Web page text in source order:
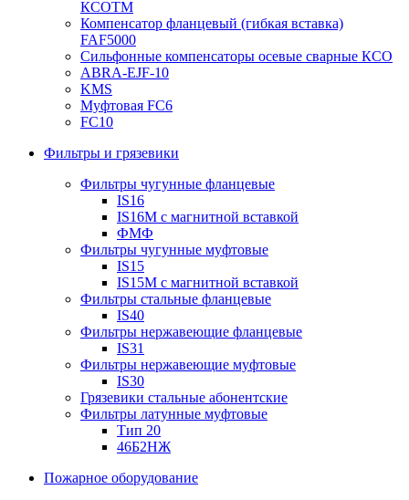
КСОТM
Компенсатор фланцевый (гибкая вставка)
FAF5000
Сильфонные компенсаторы осевые сварные КСО
ABRA-EJF-10
KMS
Муфтовая FC6
FC10
Фильтры и грязевики
Фильтры чугунные фланцевые
IS16
IS16M с магнитной вставкой
ФМФ
Фильтры чугунные муфтовые
IS15
IS15M c магнитной вставкой
Фильтры стальные фланцевые
IS40
Фильтры нержавеющие фланцевые
IS31
Фильтры нержавеющие муфтовые
IS30
Грязевики стальные абонентские
Фильтры латунные муфтовые
Тип 20
46Б2НЖ
Пожарное оборудование